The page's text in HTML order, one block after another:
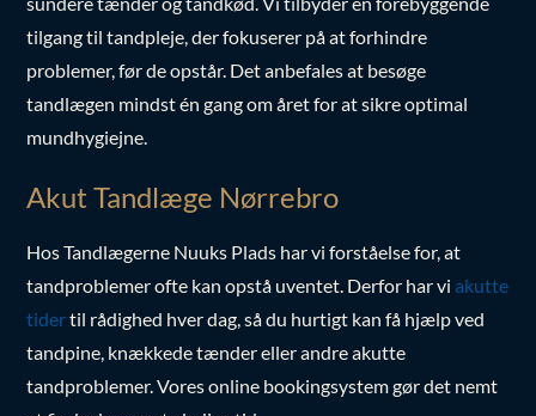
sundere tænder og tandkød. Vi tilbyder en forebyggende
tilgang til tandpleje, der fokuserer på at forhindre
problemer, før de opstår. Det anbefales at besøge
tandlægen mindst én gang om året for at sikre optimal
mundhygiejne.
Akut Tandlæge Nørrebro
Hos Tandlægerne Nuuks Plads har vi forståelse for, at
tandproblemer ofte kan opstå uventet. Derfor har vi
til rådighed hver dag, så du hurtigt kan få hjælp ved
tandpine, knækkede tænder eller andre akutte
tandproblemer. Vores online bookingsystem gør det nemt